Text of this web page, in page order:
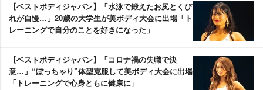
【ベストボディジャパン】「水泳で鍛えたお尻とくび
れが自慢…」20歳の大学生が美ボディ大会に出場「ト
レーニングで自分のことを好きになった」
【ベストボディジャパン】「コロナ禍の失職で決
意…」“ぽっちゃり”体型克服して美ボディ大会に出場
「トレーニングで心身ともに健康に」